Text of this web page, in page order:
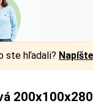
ste hľadali?